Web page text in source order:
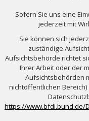
Sofern Sie uns eine
jederzeit mit
Sie können sich
zuständige
Aufsichtsbehörde richtet
Ihrer Arbeit oder der
Aufsichtsbehörden
nichtöffentlichen
https://www.bfdi.bund.de/